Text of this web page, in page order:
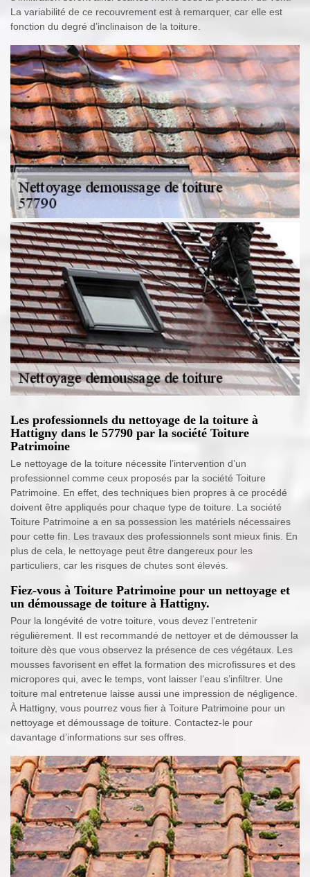
La variabilité de ce recouvrement est à remarquer, car elle est
fonction du degré d’inclinaison de la toiture.
Les professionnels du nettoyage de la toiture à
Hattigny dans le 57790 par la société Toiture
Patrimoine
Le nettoyage de la toiture nécessite l’intervention d’un
professionnel comme ceux proposés par la société Toiture
Patrimoine. En effet, des techniques bien propres à ce procédé
doivent être appliqués pour chaque type de toiture. La société
Toiture Patrimoine a en sa possession les matériels nécessaires
pour cette fin. Les travaux des professionnels sont mieux finis. En
plus de cela, le nettoyage peut être dangereux pour les
particuliers, car les risques de chutes sont élevés.
Fiez-vous à Toiture Patrimoine pour un nettoyage et
un démoussage de toiture à Hattigny.
Pour la longévité de votre toiture, vous devez l’entretenir
régulièrement. Il est recommandé de nettoyer et de démousser la
toiture dès que vous observez la présence de ces végétaux. Les
mousses favorisent en effet la formation des microfissures et des
micropores qui, avec le temps, vont laisser l’eau s’infiltrer. Une
toiture mal entretenue laisse aussi une impression de négligence.
À Hattigny, vous pourrez vous fier à Toiture Patrimoine pour un
nettoyage et démoussage de toiture. Contactez-le pour
davantage d’informations sur ses offres.